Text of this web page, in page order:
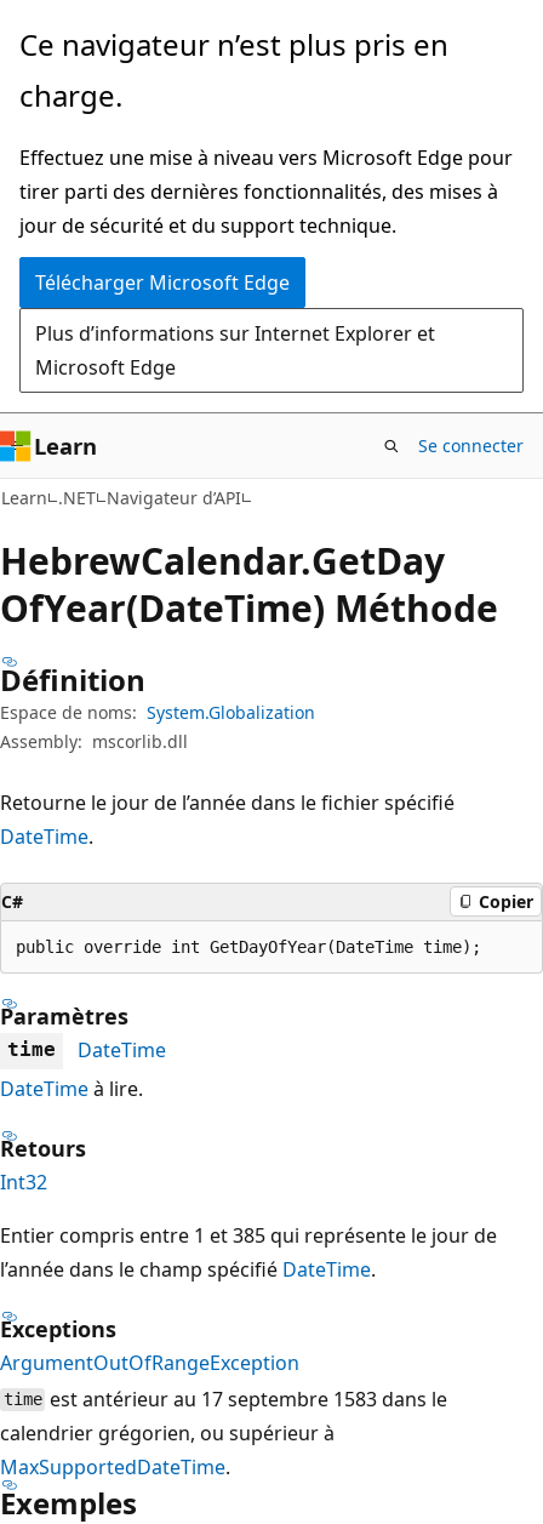
Passer
directement
au
principal
Passer
la
dans
la
page
Ce navigateur n’est plus pris en
charge.
Effectuez une mise à niveau vers Microsoft Edge pour
tirer parti des dernières fonctionnalités, des mises à
jour de sécurité et du support technique.
Télécharger Microsoft Edge
Plus d’informations sur Internet Explorer et
Microsoft Edge
Learn Se connecter
Learn .NET Navigateur d’API
HebrewCalendar.GetDay
OfYear(DateTime) Méthode
Définition
Espace de noms: System.Globalization
Assembly: mscorlib.dll
Retourne le jour de l’année dans le fichier spécifié
DateTime.
C# Copier
public override int GetDayOfYear(DateTime time);
Paramètres
time
DateTime
DateTimeà lire.
Retours
Int32
Entier compris entre 1 et 385 qui représente le jour de
l’année dans le champ spécifié DateTime.
Exceptions
ArgumentOutOfRangeException
time est antérieur au 17 septembre 1583 dans le
calendrier grégorien, ou supérieur à
MaxSupportedDateTime.
Exemples